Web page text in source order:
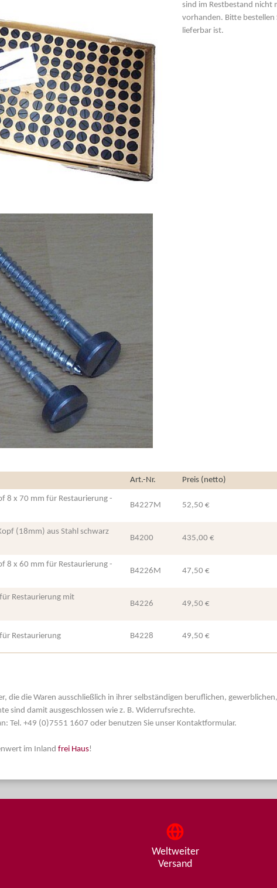
sind im Restbestand nicht
vorhanden. Bitte bestellen
lieferbar ist.
Art.-Nr. Preis (netto)
8 x 70 mm für Restaurierung -
B4227M 52,50 €
(18mm) aus Stahl schwarz
B4200 435,00 €
8 x 60 mm für Restaurierung -
B4226M 47,50 €
Restaurierung mit
B4226 49,50 €
Restaurierung B4228 49,50 €
die die Waren ausschließlich in ihrer selbständigen beruflichen,
sind damit ausgeschlossen wie z. B. Widerrufsrechte.
Tel. +49 (0)7551 1607 oder benutzen Sie unser Kontaktformular.
im Inland frei Haus!
Weltweiter
Versand